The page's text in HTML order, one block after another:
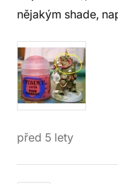
nějakým shade,
před 5 lety